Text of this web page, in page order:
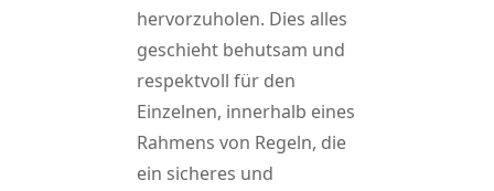
hervorzuholen. Dies alles
geschieht behutsam und
respektvoll für den
Einzelnen, innerhalb eines
Rahmens von Regeln, die
ein sicheres und